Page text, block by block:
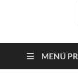
MENÚ